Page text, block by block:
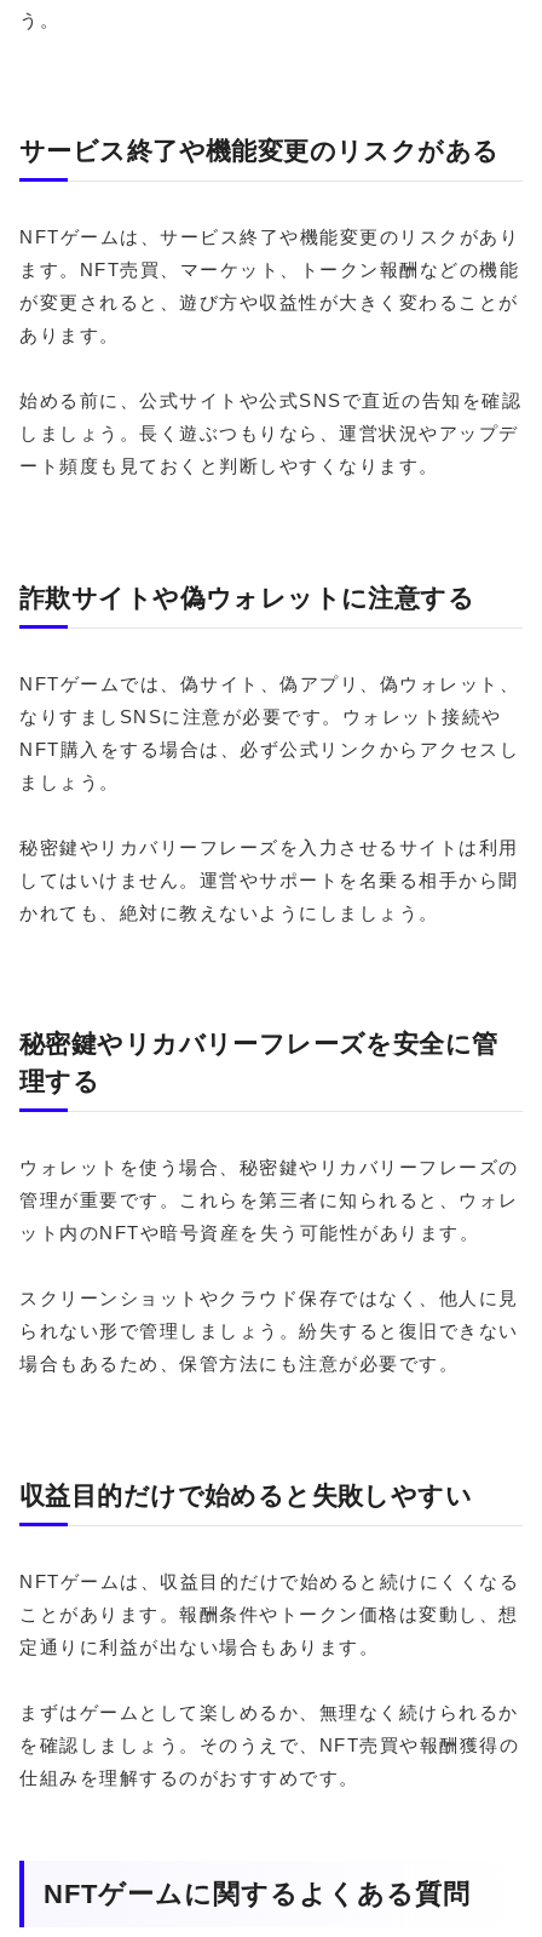
う。
サービス終了や機能変更のリスクがある
NFTゲームは、サービス終了や機能変更のリスクがあり
ます。NFT売買、マーケット、トークン報酬などの機能
が変更されると、遊び方や収益性が大きく変わることが
あります。
始める前に、公式サイトや公式SNSで直近の告知を確認
しましょう。長く遊ぶつもりなら、運営状況やアップデ
ート頻度も見ておくと判断しやすくなります。
詐欺サイトや偽ウォレットに注意する
NFTゲームでは、偽サイト、偽アプリ、偽ウォレット、
なりすましSNSに注意が必要です。ウォレット接続や
NFT購入をする場合は、必ず公式リンクからアクセスし
ましょう。
秘密鍵やリカバリーフレーズを入力させるサイトは利用
してはいけません。運営やサポートを名乗る相手から聞
かれても、絶対に教えないようにしましょう。
秘密鍵やリカバリーフレーズを安全に管
理する
ウォレットを使う場合、秘密鍵やリカバリーフレーズの
管理が重要です。これらを第三者に知られると、ウォレ
ット内のNFTや暗号資産を失う可能性があります。
スクリーンショットやクラウド保存ではなく、他人に見
られない形で管理しましょう。紛失すると復旧できない
場合もあるため、保管方法にも注意が必要です。
収益目的だけで始めると失敗しやすい
NFTゲームは、収益目的だけで始めると続けにくくなる
ことがあります。報酬条件やトークン価格は変動し、想
定通りに利益が出ない場合もあります。
まずはゲームとして楽しめるか、無理なく続けられるか
を確認しましょう。そのうえで、NFT売買や報酬獲得の
仕組みを理解するのがおすすめです。
NFTゲームに関するよくある質問